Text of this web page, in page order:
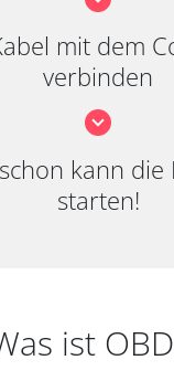
mit dem
verbinden
kann die
starten!
ist